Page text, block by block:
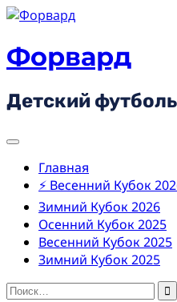
Skip
content
Форвард
Детский
Главная
⚡ Весенний Кубок
Зимний Кубок 2026
Осенний Кубок 2025
Весенний Кубок 2025
Зимний Кубок 2025
Найти: